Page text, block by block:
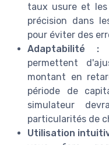
taux usure et
précision dans
pour éviter des
Adaptabilité :
permettent
montant en
période de
simulateur
particularités de
Utilisation